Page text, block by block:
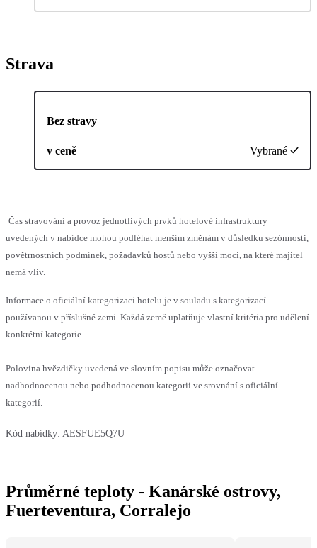
Strava
Bez stravy
v ceně Vybrané
Čas stravování a provoz jednotlivých prvků hotelové infrastruktury
uvedených v nabídce mohou podléhat menším změnám v důsledku sezónnosti,
povětrnostních podmínek, požadavků hostů nebo vyšší moci, na které majitel
nemá vliv.
Informace o oficiální kategorizaci hotelu je v souladu s kategorizací
používanou v příslušné zemi. Každá země uplatňuje vlastní kritéria pro udělení
konkrétní kategorie.
Polovina hvězdičky uvedená ve slovním popisu může označovat
nadhodnocenou nebo podhodnocenou kategorii ve srovnání s oficiální
kategorií.
Kód nabídky: AESFUE5Q7U
Průměrné teploty - Kanárské ostrovy,
Fuerteventura, Corralejo